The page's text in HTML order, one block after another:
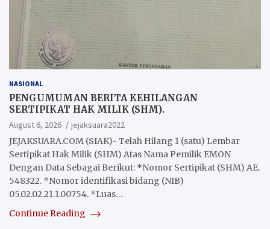
NASIONAL
PENGUMUMAN BERITA KEHILANGAN
SERTIPIKAT HAK MILIK (SHM).
August 6, 2026
jejaksuara2022
JEJAKSUARA.COM (SIAK)- Telah Hilang 1 (satu) Lembar
Sertipikat Hak Milik (SHM) Atas Nama Pemilik EMON
Dengan Data Sebagai Berikut: *Nomor Sertipikat (SHM) AE.
548322. *Nomor identifikasi bidang (NIB)
05.02.02.21.1.00754. *Luas…
Continue Reading